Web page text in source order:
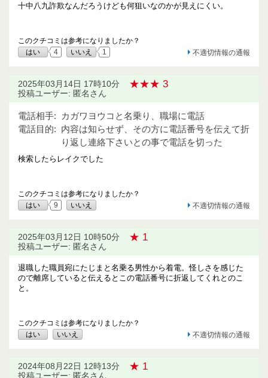
十中八九詐欺なんだろうけども何狙いなのかが見えにくい。
このクチコミは参考になりましたか？
はい
4 いいえ 1 不適切情報の通報
2025年03月14日 17時10分 ★★★ 3
投稿ユーザー: 匿名さん
電話相手:
カガワヨウコと名乗り、職場に電話
電話目的: 内容は知らせず、その方に電話番号を伝えて折
り返し連絡下さいとの事で電話を切った
検索したらレイクでした
このクチコミは参考になりましたか？
はい
9 いいえ 不適切情報の通報
2025年03月12日 10時50分 ★ 1
投稿ユーザー: 匿名さん
退職した職員宛にたじまと名乗る男性から着電。怪しさを感じた
ので離席していると伝えるとこの電話番号に折返してくれとのこ
と。
このクチコミは参考になりましたか？
はい
いいえ 不適切情報の通報
2024年08月22日 12時13分 ★ 1
投稿ユーザー: 匿名さん